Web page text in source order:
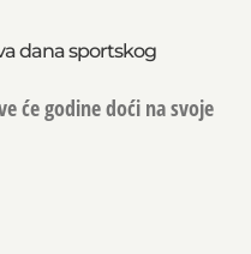
dana sportskog
će godine doći na svoje